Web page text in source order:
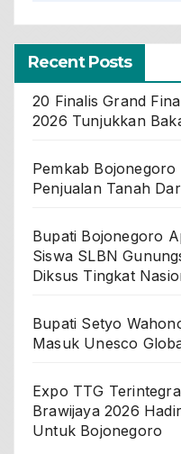
Recent Posts
20 Finalis Grand
2026 Tunjukkan
Pemkab
Penjualan Tanah
Bupati Bojonegoro
Siswa SLBN
Diksus Tingkat
Bupati Setyo
Masuk Unesco
Expo TTG
Brawijaya 2026
Untuk Bojonegoro